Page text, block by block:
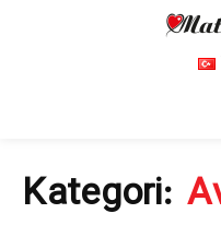
Kategori: